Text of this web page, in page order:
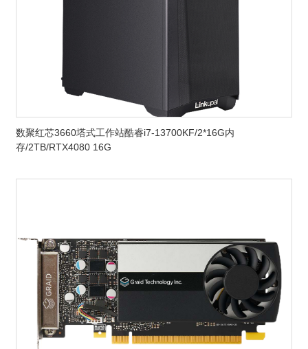
数聚红芯3660塔式工作站酷睿i7-13700KF/2*16G内
存/2TB/RTX4080 16G